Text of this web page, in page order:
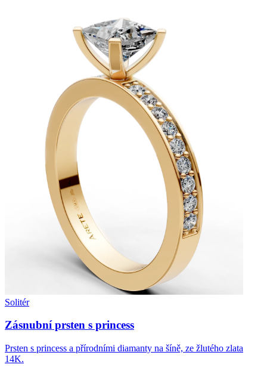
Solitér
Zásnubní prsten s princess
Prsten s princess a přírodními diamanty na šíně, ze žlutého zlata
14K.